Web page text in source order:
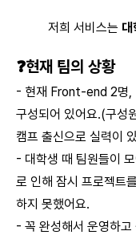
저희 서비스는 대
❓현재 팀의 상황
- 현재 Front-end 2명,
구성되어 있어요.(구성
캠프 출신으로 실력이
- 대학생 때 팀원들이
로 인해 잠시 프로젝트
하지 못했어요.
- 꼭 완성해서 운영하